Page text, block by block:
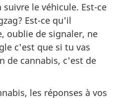
le véhicule. Est-ce
Est-ce qu'il
oublie de signaler, ne
c'est que si tu vas
de cannabis, c'est de
les réponses à vos